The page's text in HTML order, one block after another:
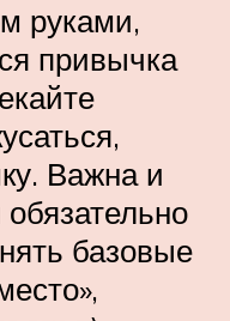
руками,
привычка
Важна и
базовые